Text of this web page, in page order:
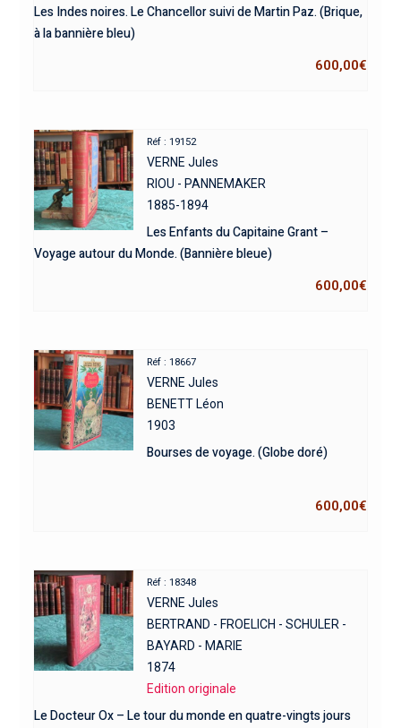
Les Indes noires. Le Chancellor suivi de Martin Paz. (Brique,
à la bannière bleu)
600,00€
Réf : 19152
VERNE Jules
RIOU - PANNEMAKER
1885-1894
Les Enfants du Capitaine Grant –
Voyage autour du Monde. (Bannière bleue)
600,00€
Réf : 18667
VERNE Jules
BENETT Léon
1903
Bourses de voyage. (Globe doré)
600,00€
Réf : 18348
VERNE Jules
BERTRAND - FROELICH - SCHULER -
BAYARD - MARIE
1874
Edition originale
Le Docteur Ox – Le tour du monde en quatre-vingts jours